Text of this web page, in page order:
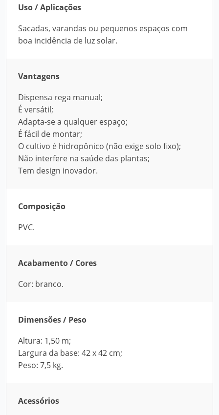
Uso / Aplicações
Sacadas, varandas ou pequenos espaços com
boa incidência de luz solar.
Vantagens
Dispensa rega manual;
É versátil;
Adapta-se a qualquer espaço;
É fácil de montar;
O cultivo é hidropônico (não exige solo fixo);
Não interfere na saúde das plantas;
Tem design inovador.
Composição
PVC.
Acabamento / Cores
Cor: branco.
Dimensões / Peso
Altura: 1,50 m;
Largura da base: 42 x 42 cm;
Peso: 7,5 kg.
Acessórios